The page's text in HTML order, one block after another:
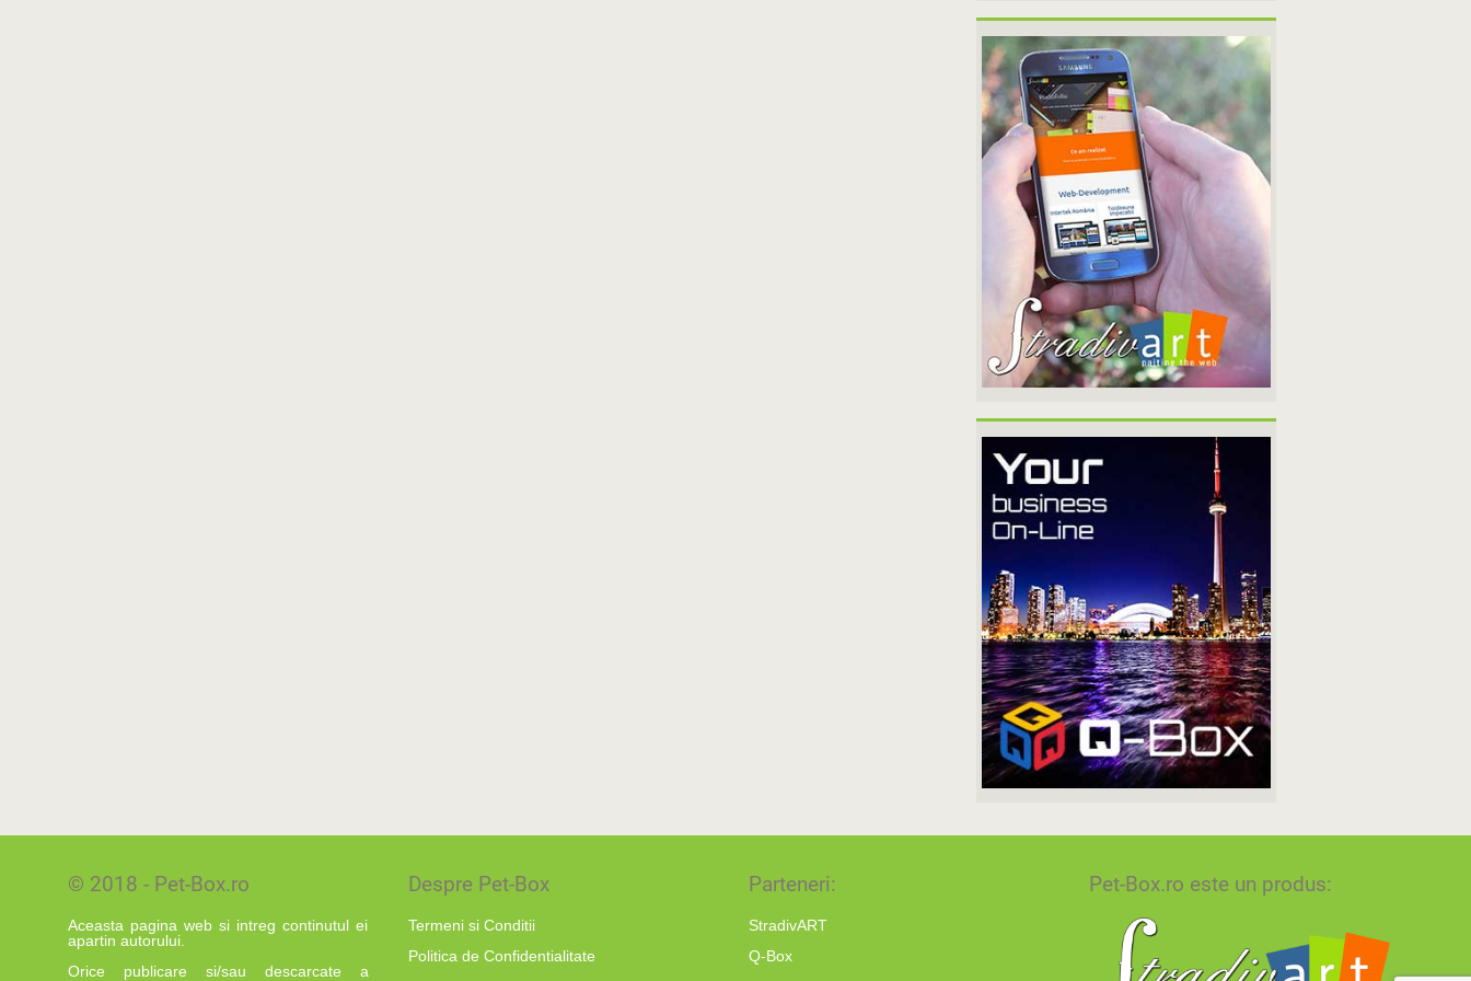
© 2018 - Pet-Box.ro
Aceasta pagina web si intreg continutul ei
apartin autorului.
Orice publicare si/sau descarcate a
Despre Pet-Box
Termeni si Conditii
Politica de Confidentialitate
Parteneri:
StradivART
Q-Box
Pet-Box.ro este un produs: